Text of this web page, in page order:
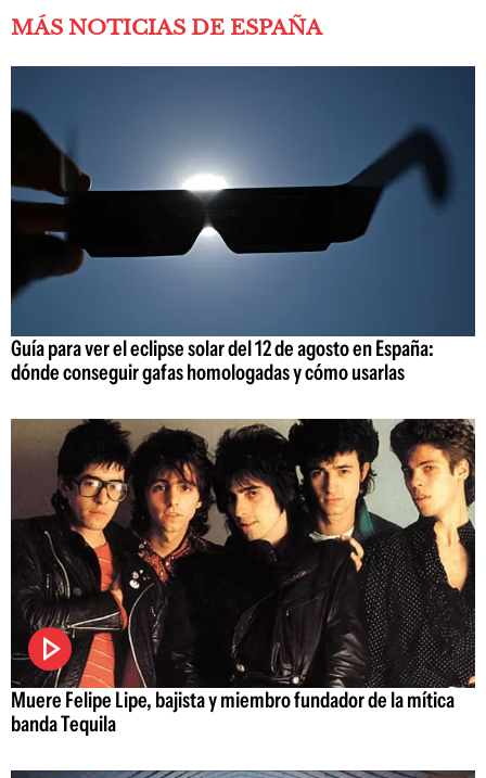
MÁS NOTICIAS DE ESPAÑA
Guía para ver el eclipse solar del 12 de agosto en España:
dónde conseguir gafas homologadas y cómo usarlas
Muere Felipe Lipe, bajista y miembro fundador de la mítica
banda Tequila